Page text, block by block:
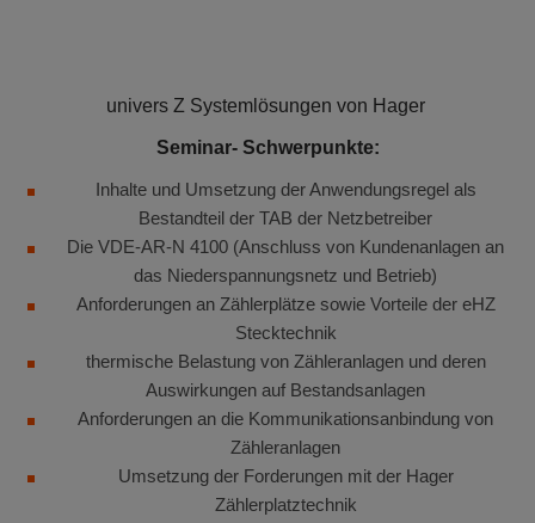
univers Z Systemlösungen von Hager
Seminar- Schwerpunkte:
Inhalte und Umsetzung der Anwendungsregel als
Bestandteil der TAB der Netzbetreiber
Die VDE-AR-N 4100 (Anschluss von Kundenanlagen an
das Niederspannungsnetz und Betrieb)
Anforderungen an Zählerplätze sowie Vorteile der eHZ
Stecktechnik
thermische Belastung von Zähleranlagen und deren
Auswirkungen auf Bestandsanlagen
Anforderungen an die Kommunikationsanbindung von
Zähleranlagen
Umsetzung der Forderungen mit der Hager
Zählerplatztechnik